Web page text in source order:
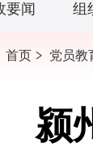
要闻 组
首页 党员教
颍